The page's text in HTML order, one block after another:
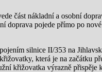
část nákladní a osobní
doprava pojede přímo po
silnice II/353 na
která je na začátku
křižovatka výrazně přispěje